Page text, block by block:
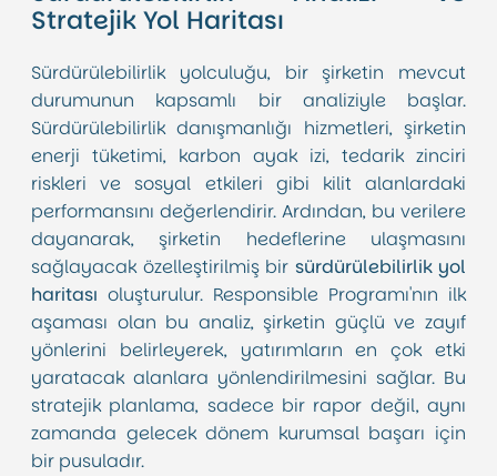
Stratejik Yol Haritası
Sürdürülebilirlik yolculuğu, bir şirketin mevcut
durumunun kapsamlı bir analiziyle başlar.
Sürdürülebilirlik danışmanlığı hizmetleri, şirketin
enerji tüketimi, karbon ayak izi, tedarik zinciri
riskleri ve sosyal etkileri gibi kilit alanlardaki
performansını değerlendirir. Ardından, bu verilere
dayanarak, şirketin hedeflerine ulaşmasını
sağlayacak özelleştirilmiş bir sürdürülebilirlik yol
haritası oluşturulur. Responsible Programı'nın ilk
aşaması olan bu analiz, şirketin güçlü ve zayıf
yönlerini belirleyerek, yatırımların en çok etki
yaratacak alanlara yönlendirilmesini sağlar. Bu
stratejik planlama, sadece bir rapor değil, aynı
zamanda gelecek dönem kurumsal başarı için
bir pusuladır.